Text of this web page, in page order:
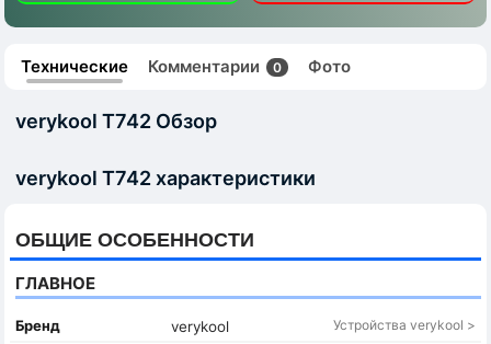
Технические Комментарии 0 Фото
verykool T742 Обзор
verykool T742 характеристики
ОБЩИЕ ОСОБЕННОСТИ
ГЛАВНОЕ
Бренд verykool Устройства verykool >